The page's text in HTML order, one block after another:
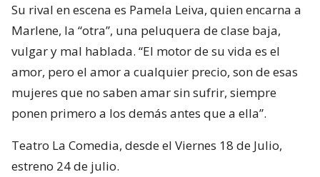
Su rival en escena es Pamela Leiva, quien encarna a
Marlene, la “otra”, una peluquera de clase baja,
vulgar y mal hablada. “El motor de su vida es el
amor, pero el amor a cualquier precio, son de esas
mujeres que no saben amar sin sufrir, siempre
ponen primero a los demás antes que a ella”.
Teatro La Comedia, desde el Viernes 18 de Julio,
estreno 24 de julio.